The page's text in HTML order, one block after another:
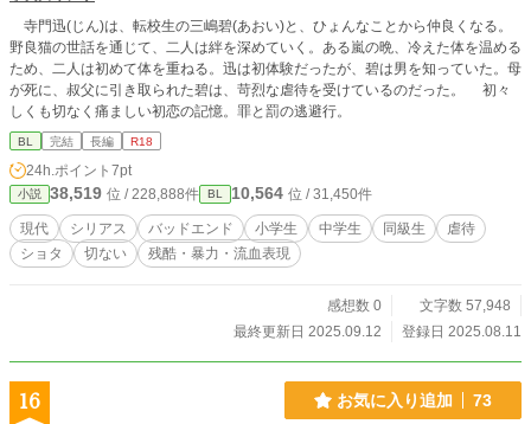
寺門迅(じん)は、転校生の三嶋碧(あおい)と、ひょんなことから仲良くなる。
野良猫の世話を通じて、二人は絆を深めていく。ある嵐の晩、冷えた体を温める
ため、二人は初めて体を重ねる。迅は初体験だったが、碧は男を知っていた。母
が死に、叔父に引き取られた碧は、苛烈な虐待を受けているのだった。 初々
しくも切なく痛ましい初恋の記憶。罪と罰の逃避行。
BL 完結 長編 R18
24h.ポイント 7pt
小説 38,519 位 / 228,888件 BL 10,564 位 / 31,450件
現代 シリアス バッドエンド 小学生 中学生 同級生
虐待
ショタ
切ない 残酷・暴力・流血表現
感想数 0
文字数 57,948
最終更新日 2025.09.12
登録日 2025.08.11
16 お気に入り追加 73